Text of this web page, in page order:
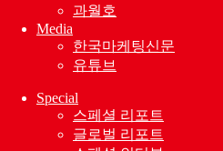
과월호
Media
한국마케팅신문
유튜브
Special
스페셜 리포트
글로벌 리포트